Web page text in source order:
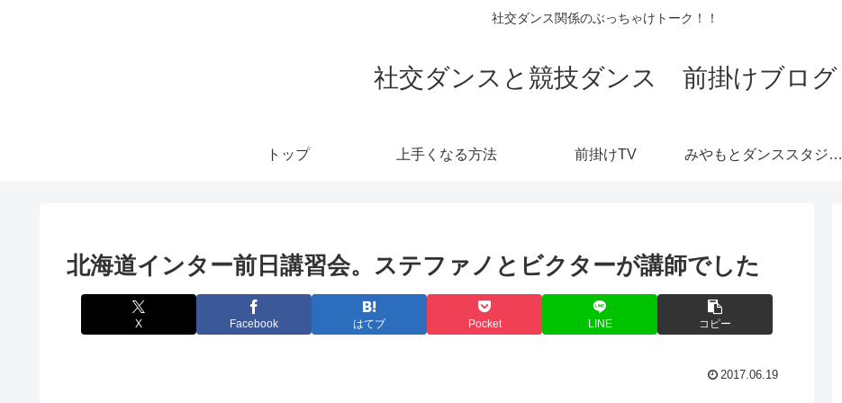
社交ダンス関係のぶっちゃけトーク！！
社交ダンスと競技ダンス 前掛けブログ
トップ 上手くなる方法 前掛けTV みやもとダンススタジオ札幌
北海道インター前日講習会。ステファノとビクターが講師でした
X Facebook はてブ Pocket LINE コピー
2017.06.19